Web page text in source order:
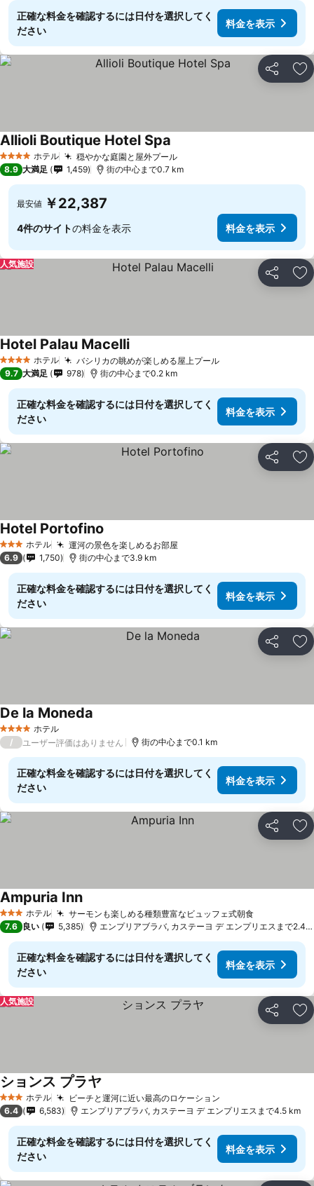
正確な料金を確認するには日付を選択してく
ださい
料金を表示
シェア お
4 ホテルのランク
ホテル 穏やかな庭園と屋外プール
Allioli Boutique Hotel Spa
8.9 大満足 1,459 街の中心まで0.7 km
最安値 ￥22,387
4件のサイトの料金を表示 料金を表示
シェア お
人気施設
4 ホテルのランク
ホテル バシリカの眺めが楽しめる屋上プール
Hotel Palau Macelli
9.7 大満足 978 街の中心まで0.2 km
正確な料金を確認するには日付を選択してく
ださい
料金を表示
シェア お
3 ホテルのランク
ホテル 運河の景色を楽しめるお部屋
Hotel Portofino
6.9 1,750 街の中心まで3.9 km
正確な料金を確認するには日付を選択してく
ださい
料金を表示
シェア お
4 ホテルのランク
ホテル
De la Moneda
/ ユーザー評価はありません 街の中心まで0.1 km
正確な料金を確認するには日付を選択してく
ださい
料金を表示
シェア お
3 ホテルのランク
ホテル サーモンも楽しめる種類豊富なビュッフェ式朝食
Ampuria Inn
7.6 良い 5,385 エンプリアブラバ, カステーヨ デ エンプリエスまで2.4 km
正確な料金を確認するには日付を選択してく
ださい
料金を表示
シェア お
人気施設
3 ホテルのランク
ホテル ビーチと運河に近い最高のロケーション
ションス プラヤ
6.4 6,583 エンプリアブラバ, カステーヨ デ エンプリエスまで4.5 km
正確な料金を確認するには日付を選択してく
ださい
料金を表示